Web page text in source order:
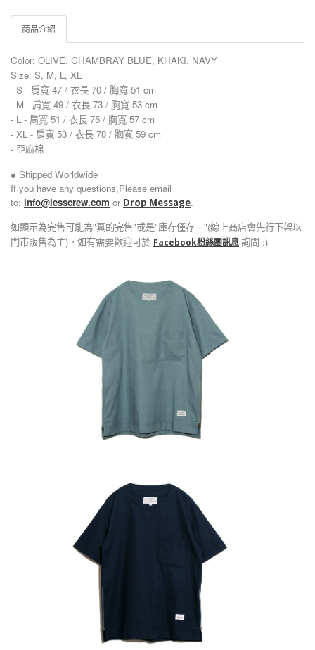
商品介紹
Color: OLIVE, CHAMBRAY BLUE, KHAKI, NAVY
Size: S, M, L, XL
- S - 肩寬 47 / 衣長 70 / 胸寬 51 cm
- M - 肩寬 49 / 衣長 73 / 胸寬 53 cm
- L - 肩寬 51 / 衣長 75 / 胸寬 57 cm
- XL - 肩寬 53 / 衣長 78 / 胸寬 59 cm
- 亞麻棉
● Shipped Worldwide
If you have any questions,Please email
to: info@lesscrew.com or Drop Message.
如顯示為完售可能為"真的完售"或是"庫存僅存一"(線上商店會先行下架以
門市販售為主)，如有需要歡迎可於 Facebook粉絲團訊息詢問 :)